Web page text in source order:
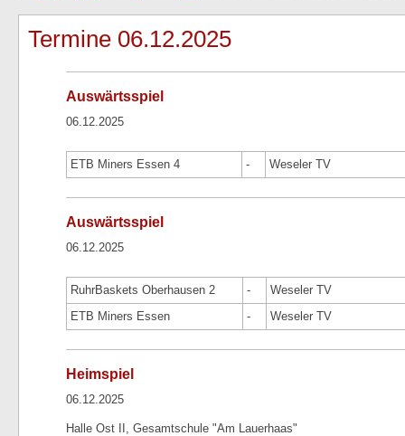
Termine 06.12.2025
Auswärtsspiel
06.12.2025
ETB Miners Essen 4 - Weseler TV
Auswärtsspiel
06.12.2025
RuhrBaskets Oberhausen 2 -
Weseler TV
ETB Miners Essen
- Weseler TV
Heimspiel
06.12.2025
Halle Ost II, Gesamtschule "Am Lauerhaas"